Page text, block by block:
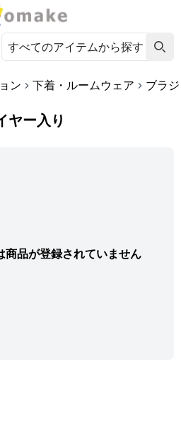
ン 下着・ルームウェア ブラ
ヤー入り
商品が登録されていません